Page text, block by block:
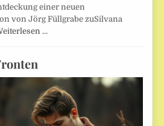
einer neuen
von Jörg Füllgrabe zuSilvana
…